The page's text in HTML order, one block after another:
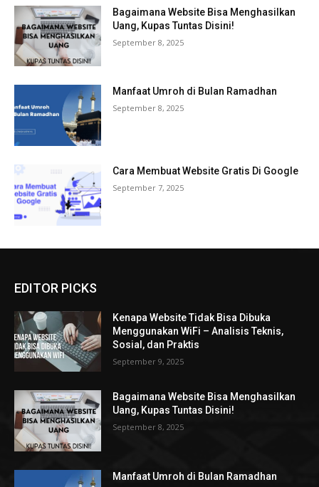
Bagaimana Website Bisa Menghasilkan
Uang, Kupas Tuntas Disini!
September 8, 2025
Manfaat Umroh di Bulan Ramadhan
September 8, 2025
Cara Membuat Website Gratis Di Google
September 7, 2025
EDITOR PICKS
Kenapa Website Tidak Bisa Dibuka
Menggunakan WiFi – Analisis Teknis,
Sosial, dan Praktis
September 9, 2025
Bagaimana Website Bisa Menghasilkan
Uang, Kupas Tuntas Disini!
September 8, 2025
Manfaat Umroh di Bulan Ramadhan